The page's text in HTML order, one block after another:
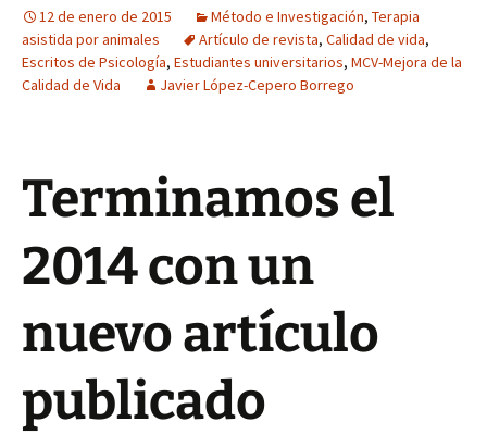
12 de enero de 2015 Método e Investigación, Terapia
asistida por animales
Artículo de revista, Calidad de vida,
Escritos de Psicología, Estudiantes universitarios, MCV-Mejora de la
Calidad de Vida
Javier López-Cepero Borrego
Terminamos el
2014 con un
nuevo artículo
publicado